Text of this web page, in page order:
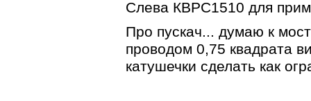
Слева КВРС1510 для
Про пускач... думаю к
проводом 0,75 квадрата
катушечки сделать как